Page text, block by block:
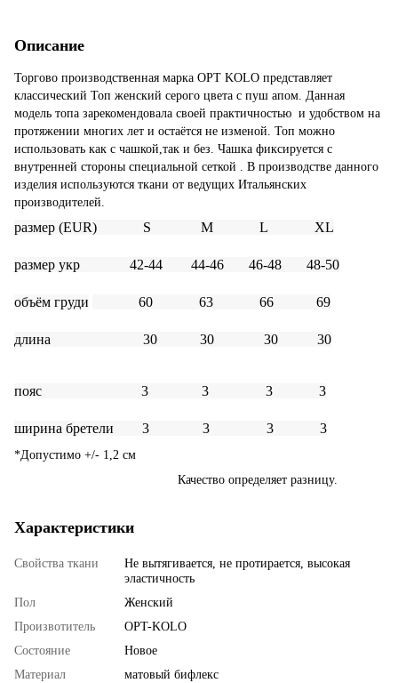
Описание
Торгово производственная марка OPT KOLO представляет
классический Топ женский серого цвета с пуш апом. Данная
модель топа зарекомендовала своей практичностью и удобством на
протяжении многих лет и остаётся не изменой. Топ можно
использовать как с чашкой,так и без. Чашка фиксируется с
внутренней стороны специальной сеткой . В производстве данного
изделия используются ткани от ведущих Итальянских
производителей.
размер (EUR) S M L XL
размер укр 42-44 44-46 46-48 48-50
объём груди 60 63 66 69
длина 30 30 30 30
пояс 3 3 3 3
ширина бретели 3 3 3 3
*Допустимо +/- 1,2 см
Качество определяет разницу.
Характеристики
Свойства ткани
Не вытягивается, не протирается, высокая
эластичность
Пол
Женский
Произвотитель
OPT-KOLO
Состояние
Новое
Материал
матовый бифлекс